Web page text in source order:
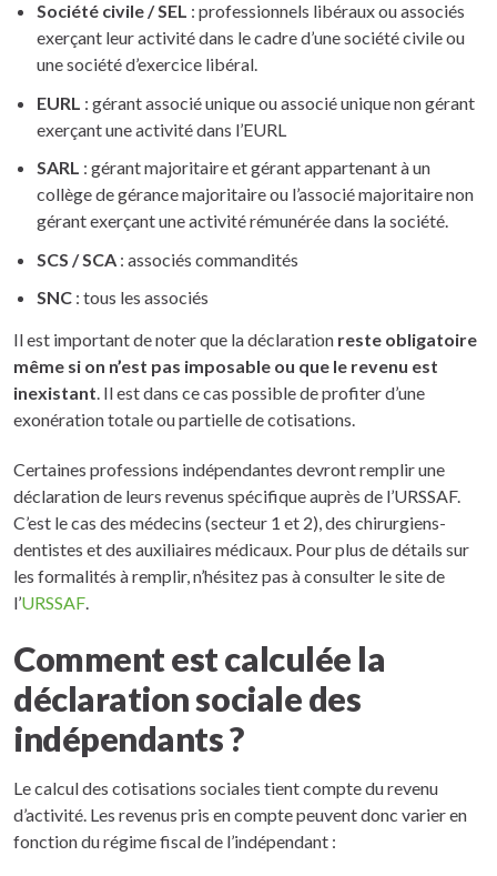
Société civile / SEL : professionnels libéraux ou associés
exerçant leur activité dans le cadre d’une société civile ou
une société d’exercice libéral.
EURL : gérant associé unique ou associé unique non gérant
exerçant une activité dans l’EURL
SARL : gérant majoritaire et gérant appartenant à un
collège de gérance majoritaire ou l’associé majoritaire non
gérant exerçant une activité rémunérée dans la société.
SCS / SCA : associés commandités
SNC : tous les associés
Il est important de noter que la déclaration reste obligatoire
même si on n’est pas imposable ou que le revenu est
inexistant. Il est dans ce cas possible de profiter d’une
exonération totale ou partielle de cotisations.
Certaines professions indépendantes devront remplir une
déclaration de leurs revenus spécifique auprès de l’URSSAF.
C’est le cas des médecins (secteur 1 et 2), des chirurgiens-
dentistes et des auxiliaires médicaux. Pour plus de détails sur
les formalités à remplir, n’hésitez pas à consulter le site de
l’URSSAF.
Comment est calculée la
déclaration sociale des
indépendants ?
Le calcul des cotisations sociales tient compte du revenu
d’activité. Les revenus pris en compte peuvent donc varier en
fonction du régime fiscal de l’indépendant :